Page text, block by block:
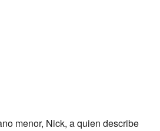
menor, Nick, a quien describe